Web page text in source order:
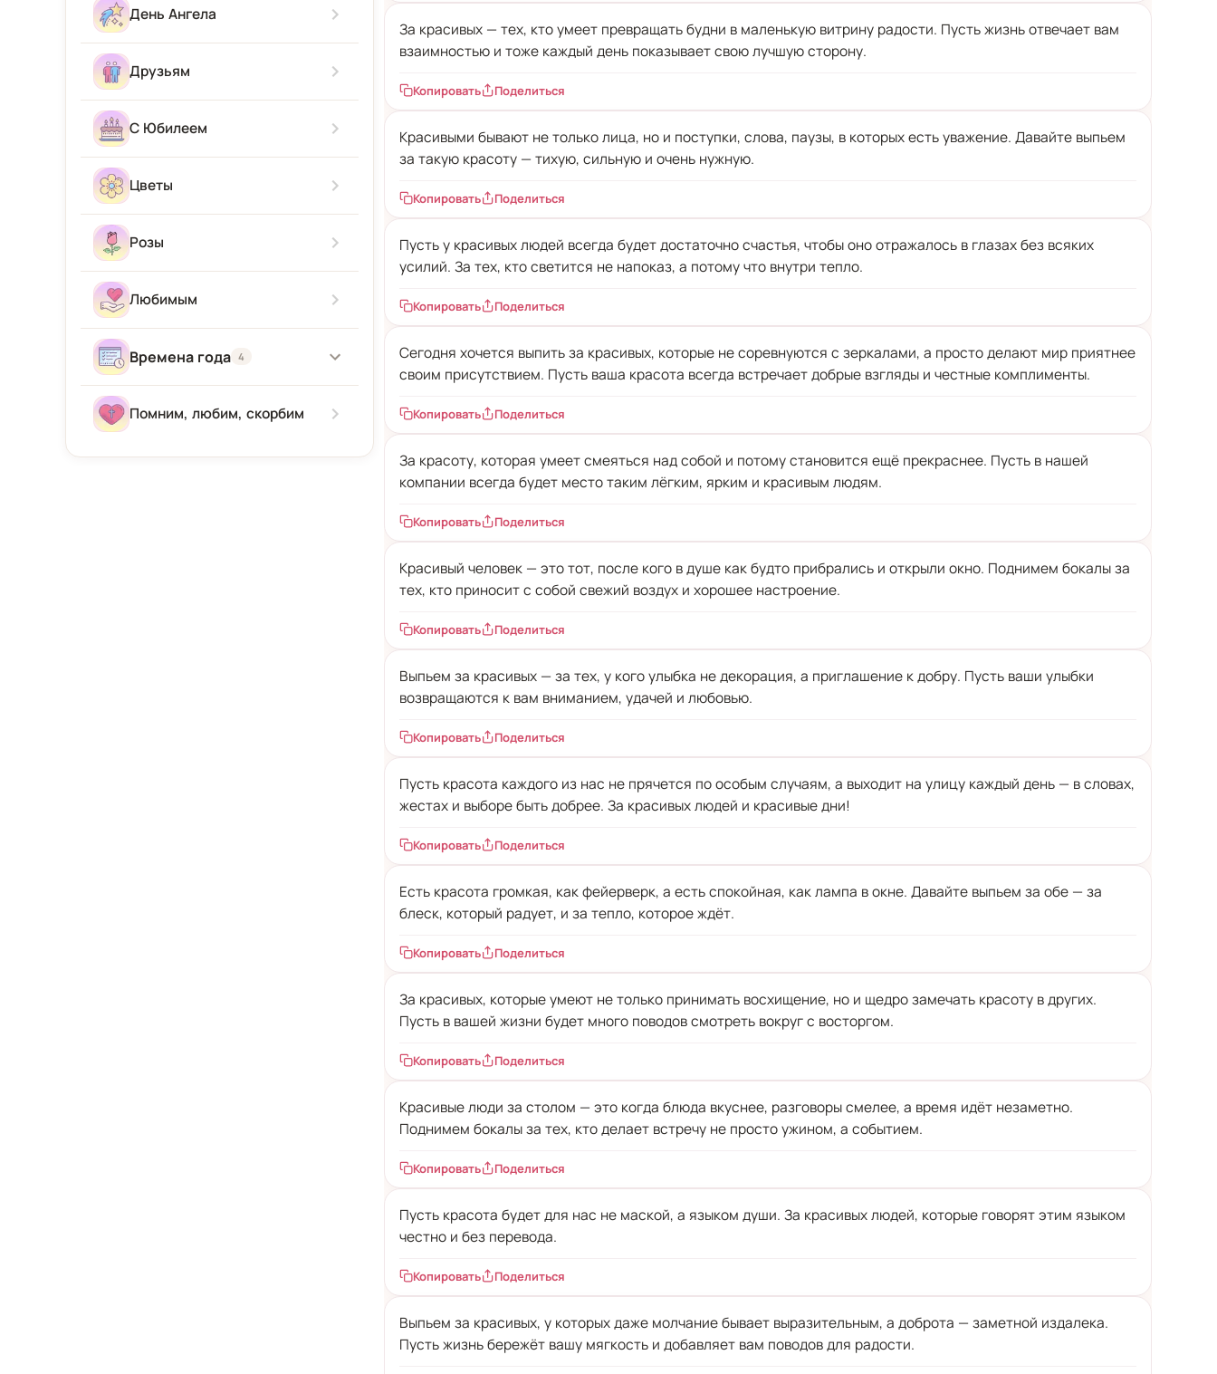
Прости Меня
Привет
С новорожденным
Приятного аппетита
С приездом
День Ангела
Друзьям
С Юбилеем
Цветы
Розы
Любимым
Времена года 4
ЗимаПомним, любим, скорбим
За красивых — тех, кто умеет превращать будни в маленькую витрину радости. Пусть жизнь отвечает вам
взаимностью и тоже каждый день показывает свою лучшую сторону.
Копировать Поделиться
Красивыми бывают не только лица, но и поступки, слова, паузы, в которых есть уважение. Давайте выпьем
за такую красоту — тихую, сильную и очень нужную.
Копировать Поделиться
Пусть у красивых людей всегда будет достаточно счастья, чтобы оно отражалось в глазах без всяких
усилий. За тех, кто светится не напоказ, а потому что внутри тепло.
Копировать Поделиться
Сегодня хочется выпить за красивых, которые не соревнуются с зеркалами, а просто делают мир приятнее
своим присутствием. Пусть ваша красота всегда встречает добрые взгляды и честные комплименты.
Копировать Поделиться
За красоту, которая умеет смеяться над собой и потому становится ещё прекраснее. Пусть в нашей
компании всегда будет место таким лёгким, ярким и красивым людям.
Копировать Поделиться
Красивый человек — это тот, после кого в душе как будто прибрались и открыли окно. Поднимем бокалы за
тех, кто приносит с собой свежий воздух и хорошее настроение.
Копировать Поделиться
Выпьем за красивых — за тех, у кого улыбка не декорация, а приглашение к добру. Пусть ваши улыбки
возвращаются к вам вниманием, удачей и любовью.
Копировать Поделиться
Пусть красота каждого из нас не прячется по особым случаям, а выходит на улицу каждый день — в словах,
жестах и выборе быть добрее. За красивых людей и красивые дни!
Копировать Поделиться
Есть красота громкая, как фейерверк, а есть спокойная, как лампа в окне. Давайте выпьем за обе — за
блеск, который радует, и за тепло, которое ждёт.
Копировать Поделиться
За красивых, которые умеют не только принимать восхищение, но и щедро замечать красоту в других.
Пусть в вашей жизни будет много поводов смотреть вокруг с восторгом.
Копировать Поделиться
Красивые люди за столом — это когда блюда вкуснее, разговоры смелее, а время идёт незаметно.
Поднимем бокалы за тех, кто делает встречу не просто ужином, а событием.
Копировать Поделиться
Пусть красота будет для нас не маской, а языком души. За красивых людей, которые говорят этим языком
честно и без перевода.
Копировать Поделиться
Выпьем за красивых, у которых даже молчание бывает выразительным, а доброта — заметной издалека.
Пусть жизнь бережёт вашу мягкость и добавляет вам поводов для радости.